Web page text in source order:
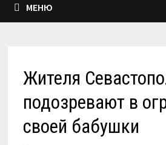
МЕНЮ
Жителя
подозревают в
своей бабушки